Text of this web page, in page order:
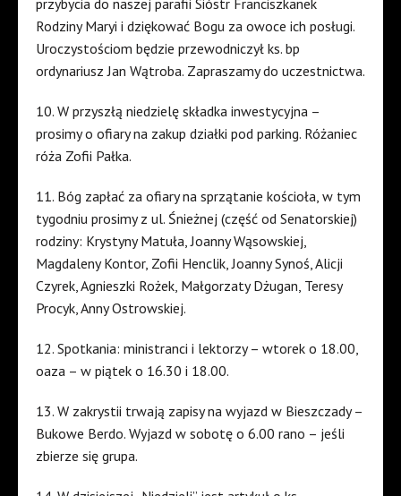
przybycia do naszej parafii Sióstr Franciszkanek
Rodziny Maryi i dziękować Bogu za owoce ich posługi.
Uroczystościom będzie przewodniczył ks. bp
ordynariusz Jan Wątroba. Zapraszamy do uczestnictwa.
10. W przyszłą niedzielę składka inwestycyjna –
prosimy o ofiary na zakup działki pod parking. Różaniec
róża Zofii Pałka.
11. Bóg zapłać za ofiary na sprzątanie kościoła, w tym
tygodniu prosimy z ul. Śnieżnej (część od Senatorskiej)
rodziny: Krystyny Matuła, Joanny Wąsowskiej,
Magdaleny Kontor, Zofii Henclik, Joanny Synoś, Alicji
Czyrek, Agnieszki Rożek, Małgorzaty Dżugan, Teresy
Procyk, Anny Ostrowskiej.
12. Spotkania: ministranci i lektorzy – wtorek o 18.00,
oaza – w piątek o 16.30 i 18.00.
13. W zakrystii trwają zapisy na wyjazd w Bieszczady –
Bukowe Berdo. Wyjazd w sobotę o 6.00 rano – jeśli
zbierze się grupa.